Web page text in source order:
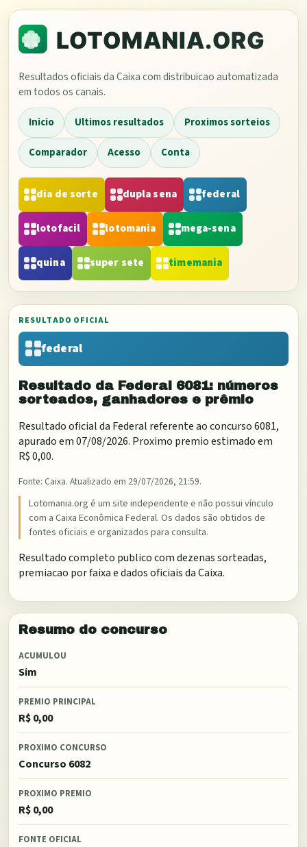
Resultados oficiais da Caixa com distribuicao automatizada
em todos os canais.
Inicio Ultimos resultados Proximos sorteios
Comparador Acesso Conta
dia de sorte dupla sena federal
lotofacil lotomania mega-sena
quina super sete timemania
RESULTADO OFICIAL
federal
Resultado da Federal 6081: números
sorteados, ganhadores e prêmio
Resultado oficial da Federal referente ao concurso6081,
apurado em07/08/2026. Proximo premio estimado em
R$ 0,00.
Fonte: Caixa. Atualizado em 29/07/2026, 21:59.
Lotomania.org é um site independente e não possui vínculo
com a Caixa Econômica Federal. Os dados são obtidos de
fontes oficiais e organizados para consulta.
Resultado completo publico com dezenas sorteadas,
premiacao por faixa e dados oficiais da Caixa.
Resumo do concurso
ACUMULOU
Sim
PREMIO PRINCIPAL
R$ 0,00
PROXIMO CONCURSO
Concurso 6082
PROXIMO PREMIO
R$ 0,00
FONTE OFICIAL